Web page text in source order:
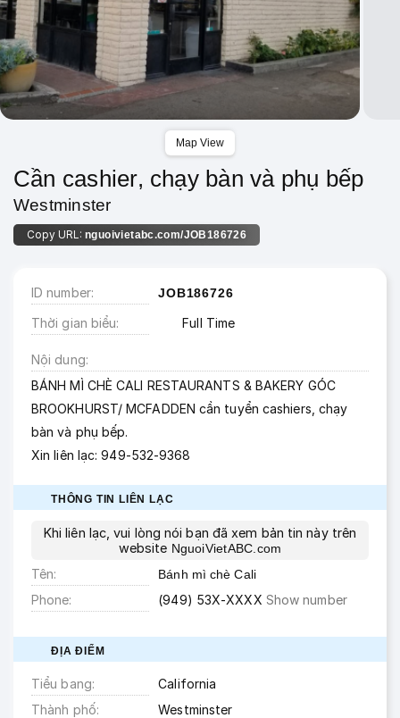
Map View
Cần cashier, chạy bàn và phụ bếp
Westminster
Copy URL: nguoivietabc.com/JOB186726
ID number JOB186726
Thời gian biểu Full Time
Nội dung
BÁNH MÌ CHÈ CALI RESTAURANTS & BAKERY GÓC
BROOKHURST/ MCFADDEN cần tuyển cashiers, chạy
bàn và phụ bếp.
Xin liên lạc: 949-532-9368
THÔNG TIN LIÊN LẠC
Khi liên lạc, vui lòng nói bạn đã xem bản tin này trên
website NguoiVietABC.com
Tên Bánh mì chè Cali
Phone (949) 53X-XXXX Show number
ĐỊA ĐIỂM
Tiểu bang
California
Thành phố
Westminster